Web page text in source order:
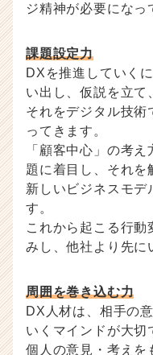
ジ精神が必要になっ
課題設定力
DXを推進していく
い出し、仮説を立て
それをデジタル技術
ってきます。
「顧客中心」の考
題に着目し、それを
新しいビジネスモデ
す。
これから起こる行動
みし、他社より先に
周囲を巻き込む力
DX人材は、相手の
いくマインドが大切
個人の意見・考えを